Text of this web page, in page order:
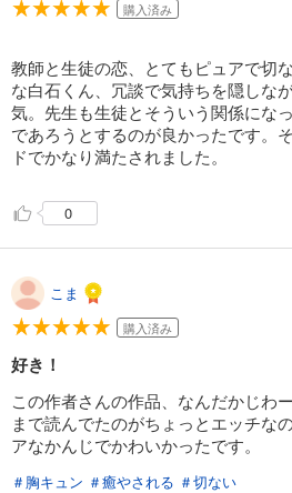
購入済み
教師と生徒の恋、とてもピュアで切
な白石くん、冗談で気持ちを隠しな
気。先生も生徒とそういう関係にな
であろうとするのが良かったです。
ドでかなり満たされました。
0
こま
購入済み
好き！
この作者さんの作品、なんだかじわ
まで読んでたのがちょっとエッチな
アなかんじでかわいかったです。
＃胸キュン ＃癒やされる ＃切ない